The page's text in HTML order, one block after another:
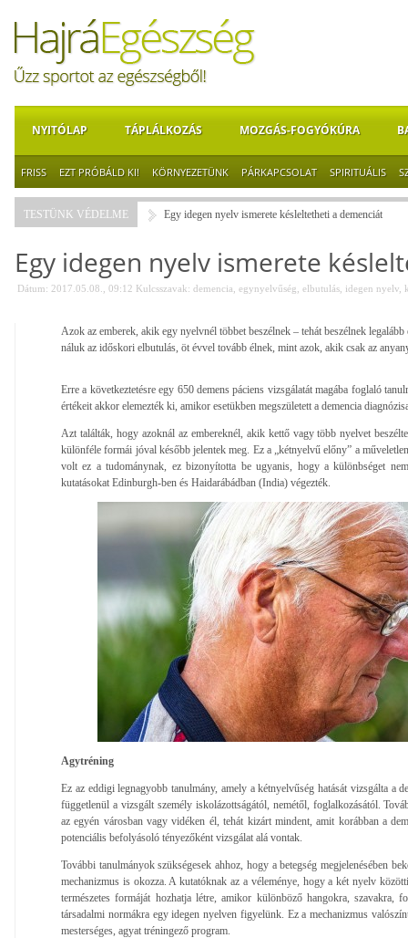
NYITÓLAP TÁPLÁLKOZÁS MOZGÁS-FOGYÓKÚRA
FRISS EZT PRÓBÁLD KI! KÖRNYEZETÜNK PÁRKAPCSOLAT SPIRITUÁLIS
TESTÜNK VÉDELME Egy idegen nyelv ismerete késleltetheti a demenciát
Egy idegen nyelv ismerete
Dátum: 2017.05.08., 09:12 Kulcsszavak: demencia egynyelvűség elbutulás idegen nyelv
Azok az emberek, akik egy nyelvnél többet beszélnek – tehát beszélnek
náluk az időskori elbutulás, öt évvel tovább élnek, mint azok, akik csak az
Erre a következtetésre egy 650 demens páciens vizsgálatát magába foglaló
értékeit akkor elemezték ki, amikor esetükben megszületett a demencia
Azt találták, hogy azoknál az embereknél, akik kettő vagy több nyelvet
különféle formái jóval később jelentek meg. Ez a „kétnyelvű előny” a
volt ez a tudománynak, ez bizonyította be ugyanis, hogy a különbséget
kutatásokat Edinburgh-ben és Haidarábádban (India) végezték.
Agytréning
Ez az eddigi legnagyobb tanulmány, amely a kétnyelvűség hatását vizsgálta a
függetlenül a vizsgált személy iskolázottságától, nemétől, foglalkozásától.
az egyén városban vagy vidéken él, tehát kizárt mindent, amit korábban a
potenciális befolyásoló tényezőként vizsgálat alá vontak.
További tanulmányok szükségesek ahhoz, hogy a betegség megjelenésében
mechanizmus is okozza. A kutatóknak az a véleménye, hogy a két nyelv
természetes formáját hozhatja létre, amikor különböző hangokra, szavakra,
társadalmi normákra egy idegen nyelven figyelünk. Ez a mechanizmus
mesterséges, agyat tréningező program.